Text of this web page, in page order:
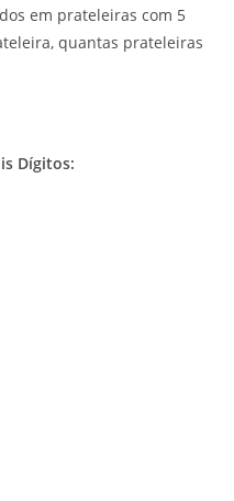
em prateleiras com 5
quantas prateleiras
Dígitos: